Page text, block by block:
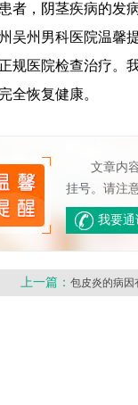
者，阴茎疾病的发
州男科医院温馨提
规医院检查治疗。
全恢复健康。
文章内
挂号。请注
我要通
上一篇： 包皮炎的病因